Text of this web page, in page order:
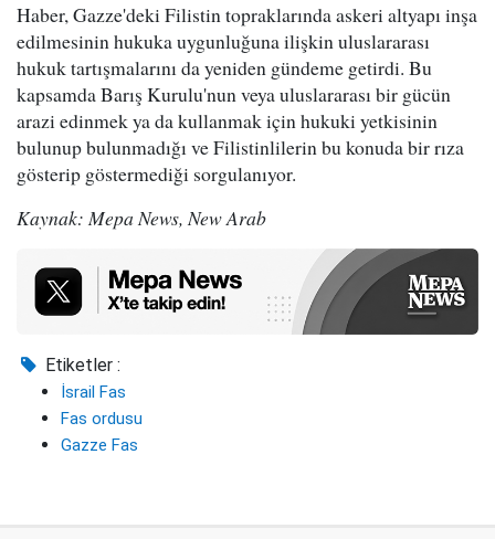
Haber, Gazze'deki Filistin topraklarında askeri altyapı inşa
edilmesinin hukuka uygunluğuna ilişkin uluslararası
hukuk tartışmalarını da yeniden gündeme getirdi. Bu
kapsamda Barış Kurulu'nun veya uluslararası bir gücün
arazi edinmek ya da kullanmak için hukuki yetkisinin
bulunup bulunmadığı ve Filistinlilerin bu konuda bir rıza
gösterip göstermediği sorgulanıyor.
Kaynak: Mepa News, New Arab
Etiketler :
İsrail Fas
Fas ordusu
Gazze Fas